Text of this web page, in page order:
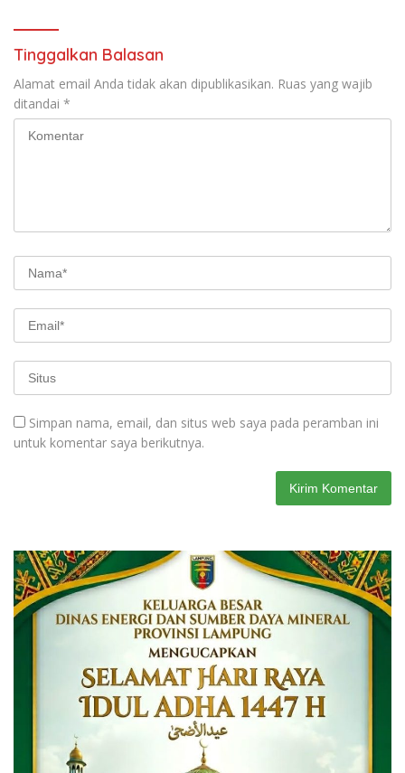
Tinggalkan Balasan
Alamat email Anda tidak akan dipublikasikan. Ruas yang wajib
ditandai *
Simpan nama, email, dan situs web saya pada peramban ini
untuk komentar saya berikutnya.